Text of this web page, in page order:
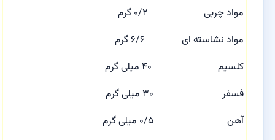
مواد چربی ۰/۲ گرم
مواد نشاسته ای ۶/۶ گرم
کلسیم ۴۰ میلی گرم
فسفر ۳۰ میلی گرم
آهن ۰/۵ میلی گرم